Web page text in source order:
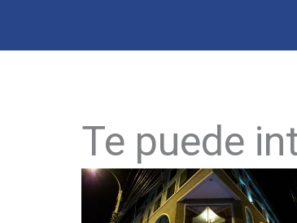
Te puede